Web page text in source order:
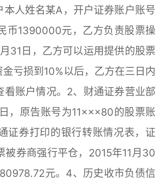
人姓名某A，开户证券账户账号
币1390000元，乙方负责股票操
31日，乙方可以运用提供的股票
亏损到10%以后，乙方在三日内
账户情况。2、财通证券营业部
，原告账号为11×××80的股票账
证券打印的银行转账情况表，证
被券商强行平仓，2015年11月30
元。4、历史收市负债信